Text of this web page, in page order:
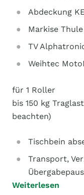
Abdeckung
Markise
TV
Weihtec
für 1 Roller
bis 150 kg
beachten)
Tischbein
Transport,
Weiterlesen